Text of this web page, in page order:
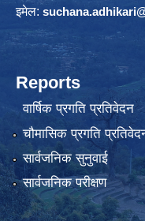
इमेल:
Reports
वार्षिक प्रगति प्रतिवेदन
चौमासिक प्रगति
सार्वजनिक सुनुवाई
सार्वजनिक परीक्षण